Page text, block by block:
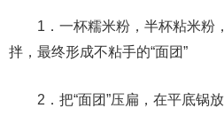
1．一杯糯米粉，半杯粘米粉
拌，最终形成不粘手的“面团”
2．把“面团”压扁，在平底锅放